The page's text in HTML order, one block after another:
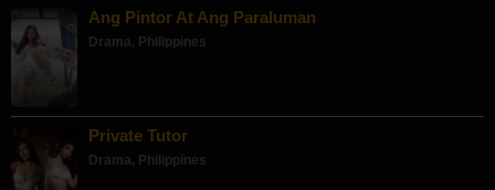
Ang Pintor At Ang Paraluman
Drama, Philippines
Private Tutor
Drama, Philippines